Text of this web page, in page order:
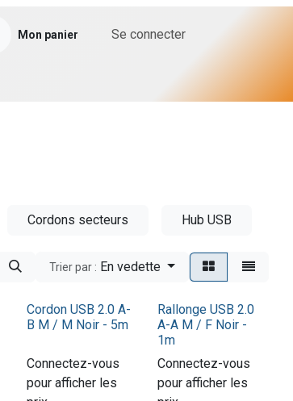
Mon panier Se connecter
Cordons secteurs Hub USB
Trier par : En vedette
Cordon USB 2.0 A-
B M / M Noir - 5m
Connectez-vous
pour afficher les
Rallonge USB 2.0
A-A M / F Noir -
1m
Connectez-vous
pour afficher les